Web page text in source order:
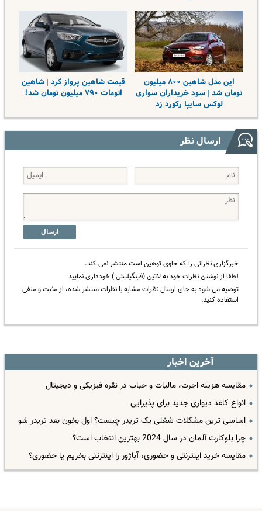
این مدل شاهین ۸۰۰ میلیون
تومان شد | سود خریداران سواری
لوکس سایپا رکورد زد
قیمت شاهین پرواز کرد | شاهین
اتومات ۷۹۰ میلیون تومان شد!
ارسال نظر
ارسال
خبرگزاری نظراتی را که حاوی توهین است منتشر نمی کند.
لطفا از نوشتن نظرات خود به لاتین (فینگیلیش ) خودداری نمایید
توصیه می شود به جای ارسال نظرات مشابه با نظرات منتشر شده، از مثبت و منفی
استفاده کنید.
آخرین اخبار
مقایسه هزینه اجرت، مالیات و حباب در نقره فیزیکی و دیجیتال
انواع کاغذ دیواری جدید برای پذیرایی
اساسی ترین مشکلات شغلی یک تریدر چیست؟ اول بخون بعد تریدر شو
چرا بلوکارت آلمان در سال 2024 بهترین انتخاب است؟
مقایسه خرید اینترنتی و حضوری، آباژور را اینترنتی بخریم یا حضوری؟